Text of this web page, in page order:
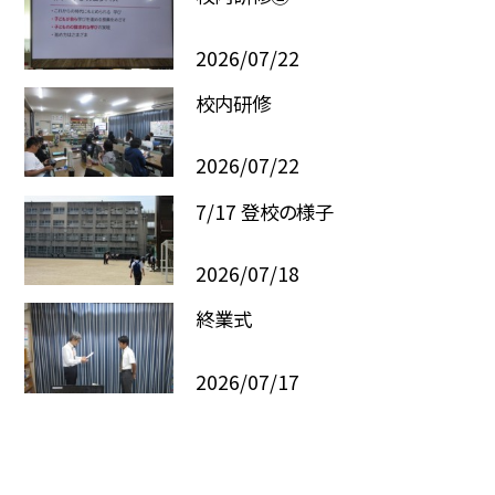
2026/07/22
校内研修
2026/07/22
7/17 登校の様子
2026/07/18
終業式
2026/07/17